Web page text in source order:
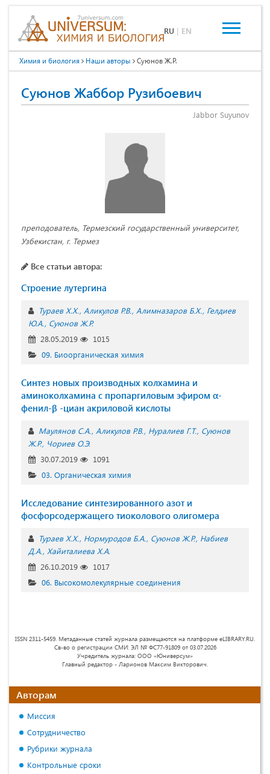
RU | EN
Химия и биология Наши авторы Суюнов Ж.Р.
Суюнов Жаббор Рузибоевич
Jabbor Suyunov
преподователь, Термезский государственный университет,
Узбекистан, г. Термез
Все статьи автора:
Строение лутергина
Тураев Х.Х. Аликулов Р.В. Алимназаров Б.Х. Гелдиев
Ю.А. Суюнов Ж.Р.
28.05.2019
1015
09. Биоорганическая химия
Синтез новых производных колхамина и
аминоколхамина с пропаргиловым эфиром α-
фенил-β -циан акриловой кислоты
Маулянов С.А. Аликулов Р.В. Нуралиев Г.Т. Суюнов
Ж.Р. Чориев О.Э.
30.07.2019
1091
03. Органическая химия
Исследование синтезированного азот и
фосфорсодержащего тиоколового олигомера
Тураев Х.Х. Нормуродов Б.А. Суюнов Ж.Р. Набиев
Д.А. Хайиталиева Х.А.
26.10.2019
1017
06. Высокомолекулярные соединения
ISSN 2311-5459. Метаданные статей журнала размещаются на платформе eLIBRARY.RU.
Св-во о регистрации СМИ: ЭЛ № ФС77-91809 от 03.07.2026
Учредитель журнала: ООО «Юниверсум»
Главный редактор - Ларионов Максим Викторович.
Авторам
Миссия
Сотрудничество
Рубрики журнала
Контрольные сроки